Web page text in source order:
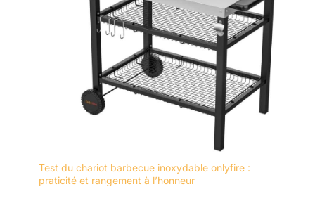
Test du chariot barbecue inoxydable onlyfire :
praticité et rangement à l’honneur